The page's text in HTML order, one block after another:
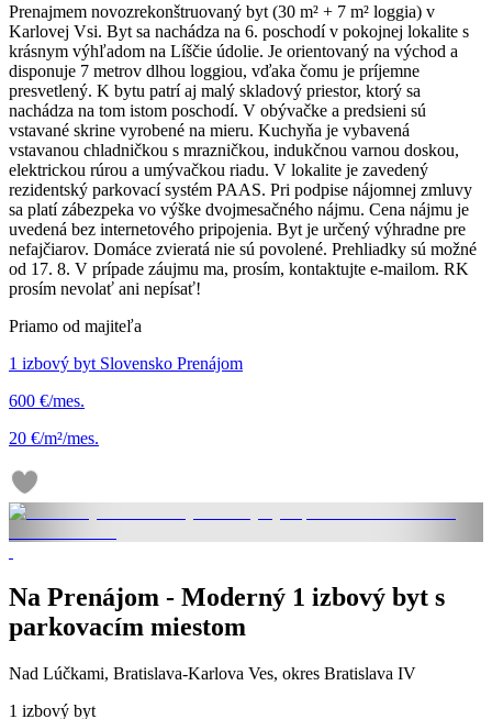
Prenajmem novozrekonštruovaný byt (30 m² + 7 m² loggia) v
Karlovej Vsi. Byt sa nachádza na 6. poschodí v pokojnej lokalite s
krásnym výhľadom na Líščie údolie. Je orientovaný na východ a
disponuje 7 metrov dlhou loggiou, vďaka čomu je príjemne
presvetlený. K bytu patrí aj malý skladový priestor, ktorý sa
nachádza na tom istom poschodí. V obývačke a predsieni sú
vstavané skrine vyrobené na mieru. Kuchyňa je vybavená
vstavanou chladničkou s mrazničkou, indukčnou varnou doskou,
elektrickou rúrou a umývačkou riadu. V lokalite je zavedený
rezidentský parkovací systém PAAS. Pri podpise nájomnej zmluvy
sa platí zábezpeka vo výške dvojmesačného nájmu. Cena nájmu je
uvedená bez internetového pripojenia. Byt je určený výhradne pre
nefajčiarov. Domáce zvieratá nie sú povolené. Prehliadky sú možné
od 17. 8. V prípade záujmu ma, prosím, kontaktujte e-mailom. RK
prosím nevolať ani nepísať!
Priamo od majiteľa
1 izbový byt Slovensko Prenájom
600 €/mes.
20 €/m²/mes.
Na Prenájom - Moderný 1 izbový byt s
parkovacím miestom
Nad Lúčkami, Bratislava-Karlova Ves, okres Bratislava IV
1 izbový byt